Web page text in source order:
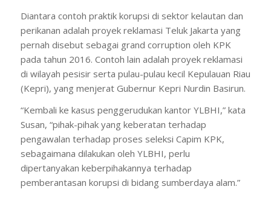
Diantara contoh praktik korupsi di sektor kelautan dan
perikanan adalah proyek reklamasi Teluk Jakarta yang
pernah disebut sebagai grand corruption oleh KPK
pada tahun 2016. Contoh lain adalah proyek reklamasi
di wilayah pesisir serta pulau-pulau kecil Kepulauan Riau
(Kepri), yang menjerat Gubernur Kepri Nurdin Basirun.
“Kembali ke kasus penggerudukan kantor YLBHI,” kata
Susan, “pihak-pihak yang keberatan terhadap
pengawalan terhadap proses seleksi Capim KPK,
sebagaimana dilakukan oleh YLBHI, perlu
dipertanyakan keberpihakannya terhadap
pemberantasan korupsi di bidang sumberdaya alam.”